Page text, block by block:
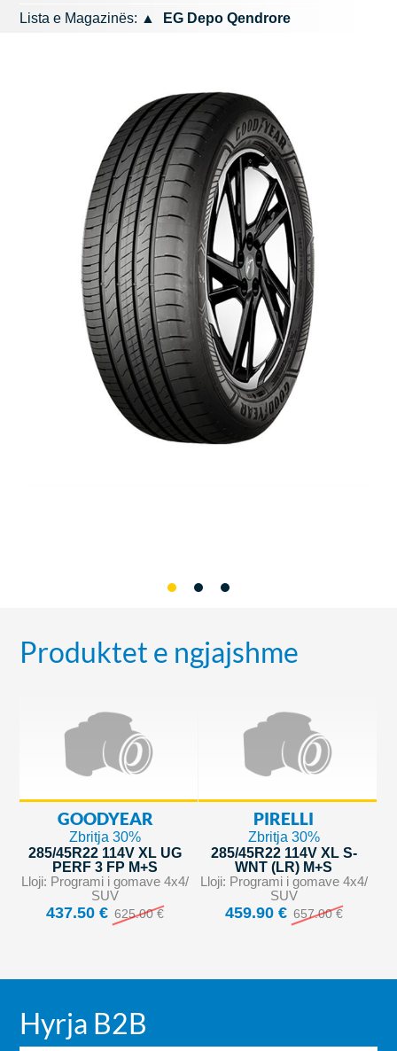
Lista e Magazinës: ▲ EG Depo Qendrore
Produktet e ngjajshme
GOODYEAR
Zbritja 30%
285/45R22 114V XL UG
PERF 3 FP M+S
Lloji: Programi i gomave 4x4/
SUV
437.50 € 625.00 €
PIRELLI
Zbritja 30%
285/45R22 114V XL S-
WNT (LR) M+S
Lloji: Programi i gomave 4x4/
SUV
459.90 € 657.00 €
Hyrja B2B